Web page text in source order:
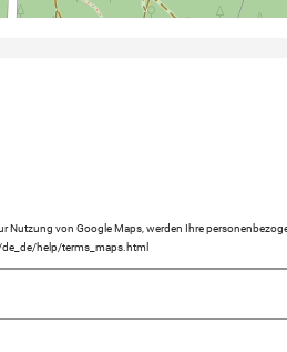
Nutzung von Google Maps, werden Ihre
help/terms_maps.html